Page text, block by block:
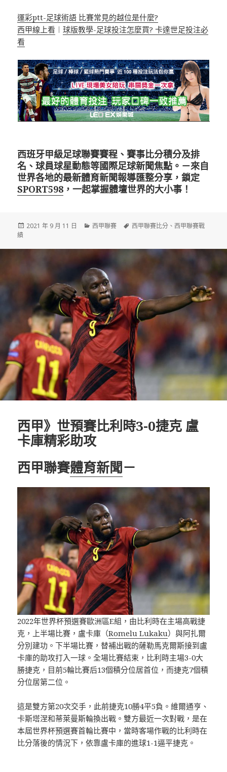
運彩ptt-足球術語 比賽常見的越位是什麼?
西甲線上看 ︱球版教學-足球投注怎麼買? 卡達世足投注必
看
西班牙甲級足球聯賽賽程、賽事比分積分及排
名、球員球星動態等國際足球新聞焦點。－來自
世界各地的最新體育新聞報導匯整分享，鎖定
SPORT598 ，一起掌握體壇世界的大小事！
發
2021 年 9 月 11 日
分
西甲聯賽
標
西甲聯賽比分 、西甲聯賽戰
績
西甲》世預賽比利時3-0捷克 盧
卡庫精彩助攻
西甲聯賽體育新聞－
2022年世界杯預選賽歐洲區E組，由比利時在主場高戰捷
克，上半場比賽，盧卡庫（Romelu Lukaku）與阿扎爾
分別建功。下半場比賽，替補出戰的薩勒馬克爾斯接到盧
卡庫的助攻打入一球。全場比賽結束，比利時主場3-0大
勝捷克，目前5輪比賽后13個積分位居首位，而捷克7個積
分位居第二位。
這是雙方第20次交手，此前捷克10勝4平5負。維爾通亨、
卡斯塔涅和蒂萊曼斯輪換出戰。雙方最近一次對戰，是在
本屆世界杯預選賽首輪比賽中，當時客場作戰的比利時在
比分落後的情況下，依靠盧卡庫的進球1-1逼平捷克。